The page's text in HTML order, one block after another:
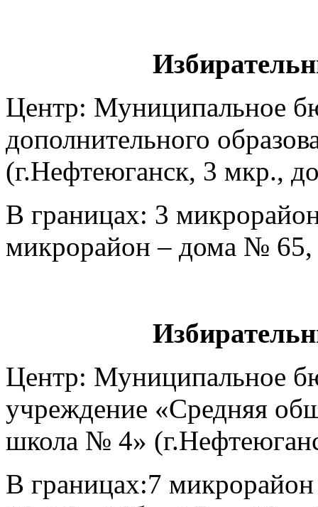
Центр: Муниципальное
дополнительного
(г.Нефтеюганск, 3 мкр.,
В границах: 3
микрорайон – дома № 65,
Центр: Муниципальное
учреждение «Средняя
школа № 4»
В границах:7